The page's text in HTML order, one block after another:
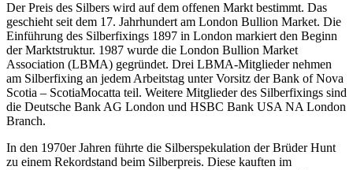
Der Preis des Silbers wird auf dem offenen Markt bestimmt. Das
geschieht seit dem 17. Jahrhundert am London Bullion Market. Die
Einführung des Silberfixings 1897 in London markiert den Beginn
der Marktstruktur. 1987 wurde die London Bullion Market
Association (LBMA) gegründet. Drei LBMA-Mitglieder nehmen
am Silberfixing an jedem Arbeitstag unter Vorsitz der Bank of Nova
Scotia – ScotiaMocatta teil. Weitere Mitglieder des Silberfixings sind
die Deutsche Bank AG London und HSBC Bank USA NA London
Branch.
In den 1970er Jahren führte die Silberspekulation der Brüder Hunt
zu einem Rekordstand beim Silberpreis. Diese kauften im